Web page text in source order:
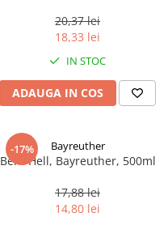
20,37 lei
18,33 lei
IN STOC
ADAUGA IN COS
-17% Bayreuther
Bere Hell, Bayreuther, 500ml
17,88 lei
14,80 lei